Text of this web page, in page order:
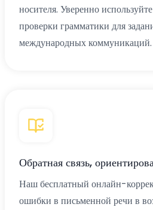
носителя. Уверенно
проверки грамматики для
международных коммуникаций.
Обратная связь,
Наш бесплатный онлайн-
ошибки в письменной речи в